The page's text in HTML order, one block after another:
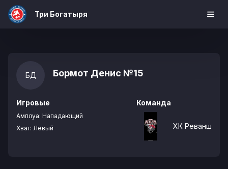
Три Богатыря
БД Бормот Денис №15
Игровые
Амплуа: Нападающий
Хват: Левый
Команда
ХК Реванш